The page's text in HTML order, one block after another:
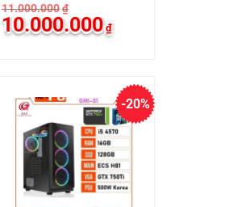
11.000.000 ₫
Giá
gốc
10.000.000 ₫hiện
tại
-20%